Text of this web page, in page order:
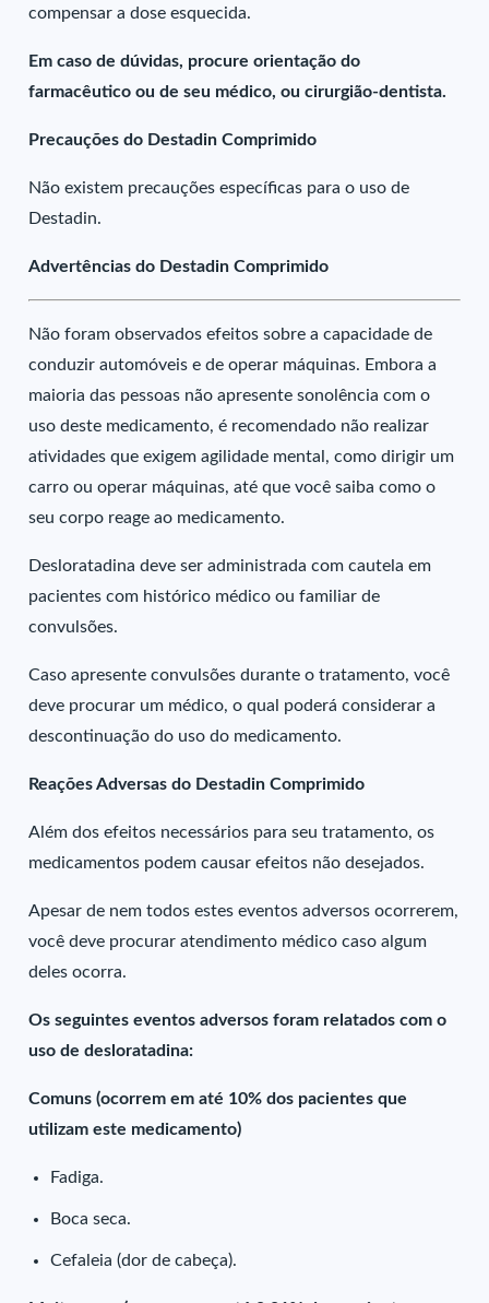
compensar a dose esquecida.
Em caso de dúvidas, procure orientação do
farmacêutico ou de seu médico, ou cirurgião-dentista.
Precauções do Destadin Comprimido
Não existem precauções específicas para o uso de
Destadin.
Advertências do Destadin Comprimido
Não foram observados efeitos sobre a capacidade de
conduzir automóveis e de operar máquinas. Embora a
maioria das pessoas não apresente sonolência com o
uso deste medicamento, é recomendado não realizar
atividades que exigem agilidade mental, como dirigir um
carro ou operar máquinas, até que você saiba como o
seu corpo reage ao medicamento.
Desloratadina deve ser administrada com cautela em
pacientes com histórico médico ou familiar de
convulsões.
Caso apresente convulsões durante o tratamento, você
deve procurar um médico, o qual poderá considerar a
descontinuação do uso do medicamento.
Reações Adversas do Destadin Comprimido
Além dos efeitos necessários para seu tratamento, os
medicamentos podem causar efeitos não desejados.
Apesar de nem todos estes eventos adversos ocorrerem,
você deve procurar atendimento médico caso algum
deles ocorra.
Os seguintes eventos adversos foram relatados com o
uso de desloratadina:
Comuns (ocorrem em até 10% dos pacientes que
utilizam este medicamento)
Fadiga.
Boca seca.
Cefaleia (dor de cabeça).